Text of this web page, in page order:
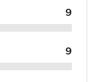
9
9